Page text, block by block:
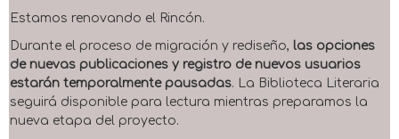
Estamos renovando el Rincón.
Durante el proceso de migración y rediseño, las opciones
de nuevas publicaciones y registro de nuevos usuarios
estarán temporalmente pausadas. La Biblioteca Literaria
seguirá disponible para lectura mientras preparamos la
nueva etapa del proyecto.